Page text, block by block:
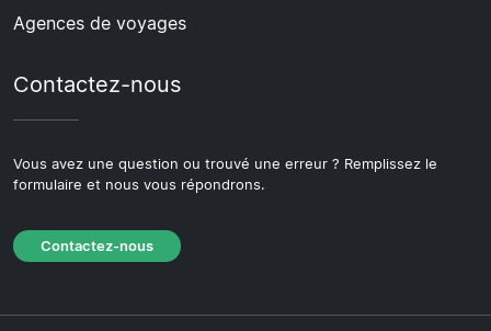
Agences de voyages
Contactez-nous
Vous avez une question ou trouvé une erreur ? Remplissez le
formulaire et nous vous répondrons.
Contactez-nous